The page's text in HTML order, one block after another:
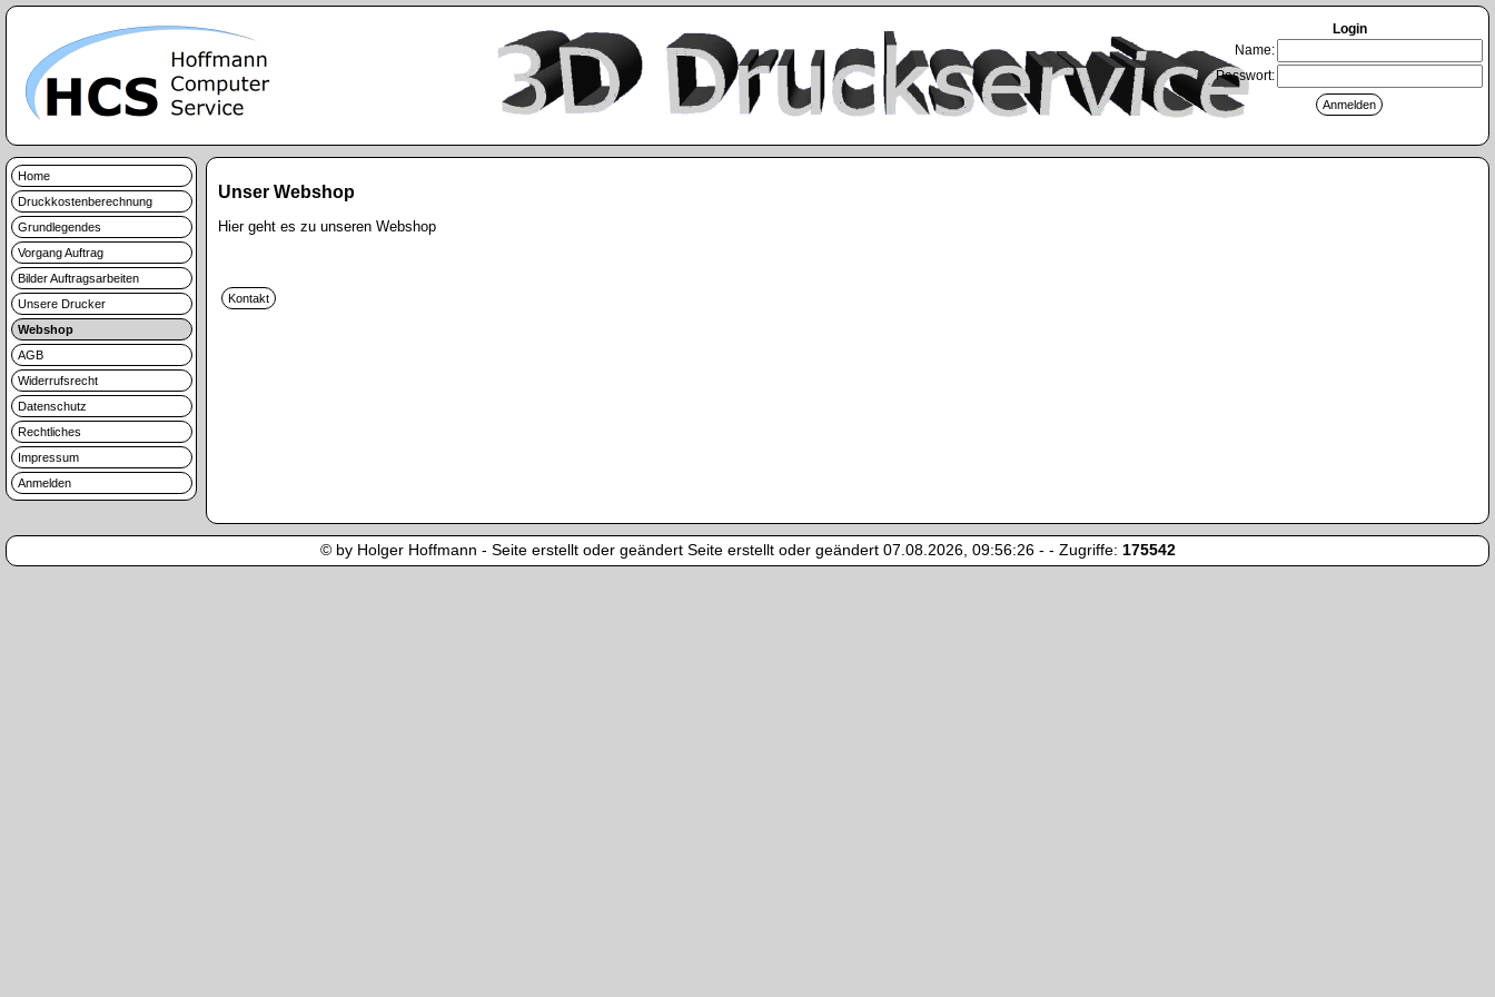
Login
Name:
Passwort:
Home
Druckkostenberechnung
Grundlegendes
Vorgang Auftrag
Bilder Auftragsarbeiten
Unsere Drucker
Webshop
AGB
Widerrufsrecht
Datenschutz
Rechtliches
Impressum
Anmelden
Unser Webshop
Hier geht es zu unseren Webshop
© by Holger Hoffmann - Seite erstellt oder geändert Seite erstellt oder geändert 07.08.2026, 09:56:26 - - Zugriffe: 175542